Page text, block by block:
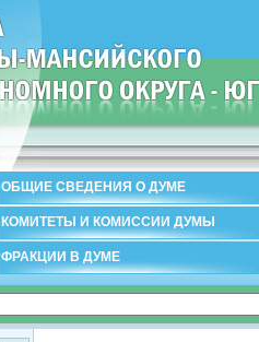
ОБЩИЕ СВЕДЕНИЯ О ДУМЕ
КОМИТЕТЫ И КОМИССИИ ДУМЫ
ФРАКЦИИ В ДУМЕ